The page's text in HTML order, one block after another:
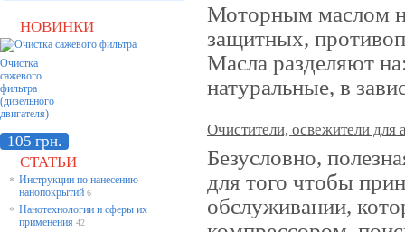
НОВИНКИ
Очистка
сажевого
фильтра
(дизельного
двигателя)
105 грн.
СТАТЬИ
* Инструкции по нанесению
нанопокрытий 6
* Нанотехнологии и сферы их
применения 42
Моторным маслом
защитных,
Масла разделяют
натуральные, в
Очистители, освежители для
Безусловно,
для того чтобы
обслуживании,